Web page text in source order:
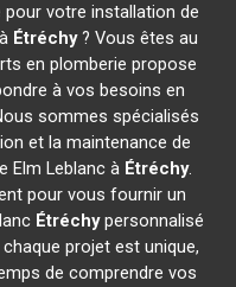
votre installation de
Étréchy? Vous êtes au
en plomberie propose
à vos besoins en
sommes spécialisés
et la maintenance de
Elm Leblanc à Étréchy.
pour vous fournir un
Étréchypersonnalisé
projet est unique,
de comprendre vos